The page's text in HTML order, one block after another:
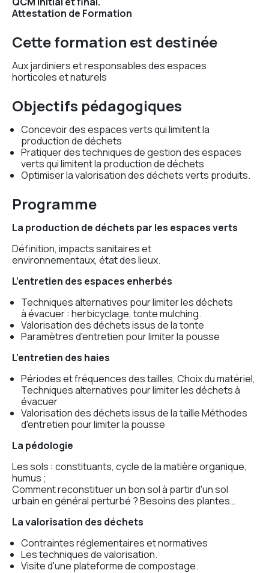
Attestation de Formation
Cette formation est destinée
Aux jardiniers et responsables des espaces
horticoles et naturels
Objectifs pédagogiques
Concevoir des espaces verts qui limitent la
production de déchets
Pratiquer des techniques de gestion des espaces
verts qui limitent la production de déchets
Optimiser la valorisation des déchets verts produits.
Programme
La production de déchets par les espaces verts
Définition, impacts sanitaires et
environnementaux, état des lieux.
L’entretien des espaces enherbés
Techniques alternatives pour limiter les déchets
à évacuer : herbicyclage, tonte mulching.
Valorisation des déchets issus de la tonte
Paramètres d'entretien pour limiter la pousse
L’entretien des haies
Périodes et fréquences des tailles, Choix du matériel,
Techniques alternatives pour limiter les déchets à
évacuer
Valorisation des déchets issus de la taille Méthodes
d'entretien pour limiter la pousse
La pédologie
Les sols : constituants, cycle de la matière organique,
humus ;
Comment reconstituer un bon sol à partir d'un sol
urbain en général perturbé ? Besoins des plantes…
La valorisation des déchets
Contraintes réglementaires et normatives
Les techniques de valorisation.
Visite d'une plateforme de compostage.